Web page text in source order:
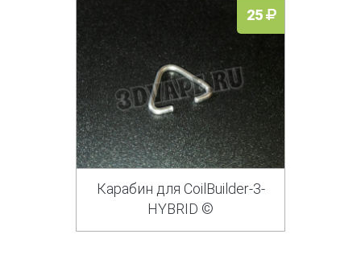
25
Карабин для CoilBuilder-3-
HYBRID ©